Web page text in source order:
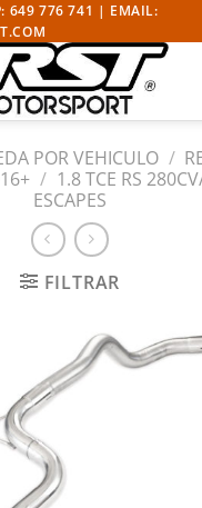
649 776 741 | EMAIL:
POR VEHICULO /
/ 1.8 TCE RS
ESCAPES
FILTRAR